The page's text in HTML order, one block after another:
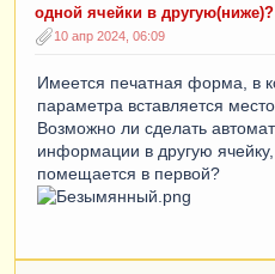
одной ячейки в другую(ниже)?
10 апр 2024, 06:09
Имеется печатная форма, в
параметра вставляется
Возможно ли сделать
информации в другую
помещается в первой?